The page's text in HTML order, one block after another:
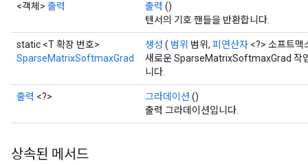
<객체> 출력 출력 ()
텐서의 기호 핸들을 반환합니다.
static <T 확장 번호>
SparseMatrixSoftmaxGrad
생성 ( 범위 범위, 피연산자 <?> 소프트맥
새로운 SparseMatrixSoftmaxGrad 작
니다.
출력 <?> 그라데이션 ()
출력 그라데이션입니다.
상속된 메서드